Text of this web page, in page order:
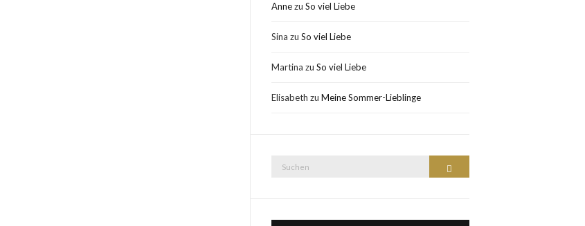
AnnezuSo viel Liebe
Sina zuSo viel Liebe
Martina zuSo viel Liebe
Elisabeth zuMeine Sommer-Lieblinge
Suchen